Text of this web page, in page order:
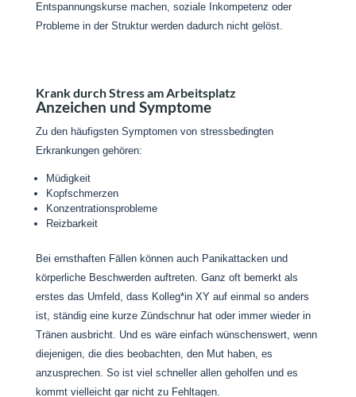
Entspannungskurse machen, soziale Inkompetenz oder
Probleme in der Struktur werden dadurch nicht gelöst.
Krank durch Stress am Arbeitsplatz
Anzeichen und Symptome
Zu den häufigsten Symptomen von stressbedingten
Erkrankungen gehören:
Müdigkeit
Kopfschmerzen
Konzentrationsprobleme
Reizbarkeit
Bei ernsthaften Fällen können auch Panikattacken und
körperliche Beschwerden auftreten. Ganz oft bemerkt als
erstes das Umfeld, dass Kolleg*in XY auf einmal so anders
ist, ständig eine kurze Zündschnur hat oder immer wieder in
Tränen ausbricht. Und es wäre einfach wünschenswert, wenn
diejenigen, die dies beobachten, den Mut haben, es
anzusprechen. So ist viel schneller allen geholfen und es
kommt vielleicht gar nicht zu Fehltagen.